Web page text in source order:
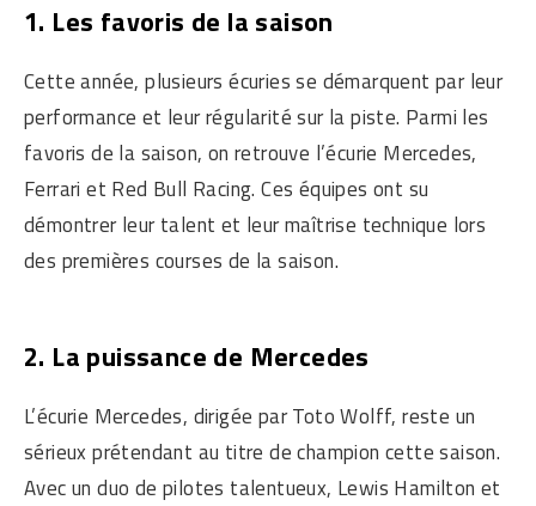
1. Les favoris de la saison
Cette année, plusieurs écuries se démarquent par leur
performance et leur régularité sur la piste. Parmi les
favoris de la saison, on retrouve l’écurie Mercedes,
Ferrari et Red Bull Racing. Ces équipes ont su
démontrer leur talent et leur maîtrise technique lors
des premières courses de la saison.
2. La puissance de Mercedes
L’écurie Mercedes, dirigée par Toto Wolff, reste un
sérieux prétendant au titre de champion cette saison.
Avec un duo de pilotes talentueux, Lewis Hamilton et